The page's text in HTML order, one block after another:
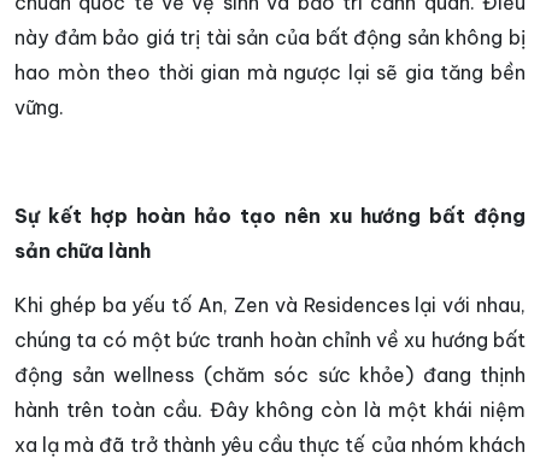
này đảm bảo giá trị tài sản của bất động sản không bị
hao mòn theo thời gian mà ngược lại sẽ gia tăng bền
vững.
Sự kết hợp hoàn hảo tạo nên xu hướng bất động
sản chữa lành
Khi ghép ba yếu tố An, Zen và Residences lại với nhau,
chúng ta có một bức tranh hoàn chỉnh về xu hướng bất
động sản wellness (chăm sóc sức khỏe) đang thịnh
hành trên toàn cầu. Đây không còn là một khái niệm
xa lạ mà đã trở thành yêu cầu thực tế của nhóm khách